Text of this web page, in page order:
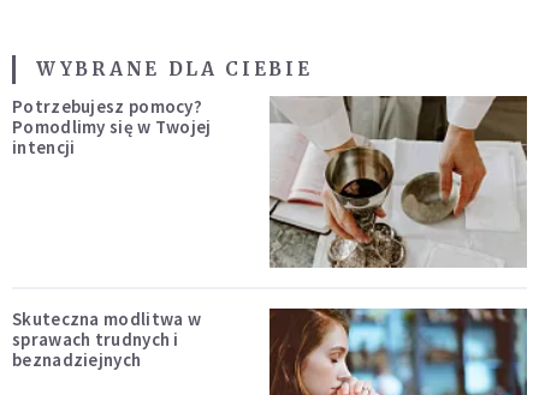
WYBRANE DLA CIEBIE
Potrzebujesz pomocy?
Pomodlimy się w Twojej
intencji
Skuteczna modlitwa w
sprawach trudnych i
beznadziejnych